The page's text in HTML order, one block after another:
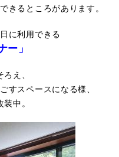
きるところがあります。
に利用できる
ー」
え、
すスペースになる様、
中。